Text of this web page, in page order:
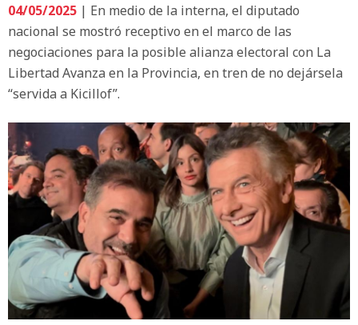
04/05/2025 | En medio de la interna, el diputado
nacional se mostró receptivo en el marco de las
negociaciones para la posible alianza electoral con La
Libertad Avanza en la Provincia, en tren de no dejársela
“servida a Kicillof”.